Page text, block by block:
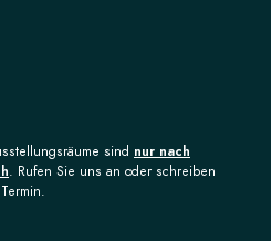
sind nur nach
. Rufen Sie uns an oder schreiben